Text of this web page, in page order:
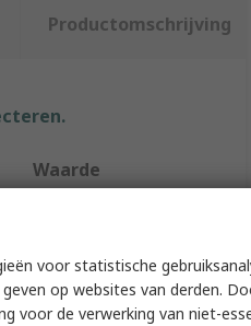
Productomschrijving
Waarde
L
Thermal Shirt
voor statistische
op websites van derden.
voor de verwerking van niet-